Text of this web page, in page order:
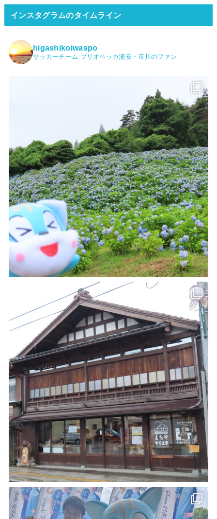
インスタグラムのタイムライン
higashikoiwaspo
サッカーチーム ブリオベッカ浦安・市川のファン